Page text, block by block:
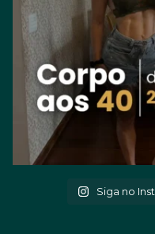
Siga no